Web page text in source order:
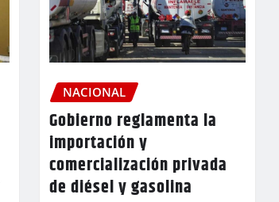
NACIONAL
Gobierno reglamenta la
importación y
comercialización privada
de diésel y gasolina